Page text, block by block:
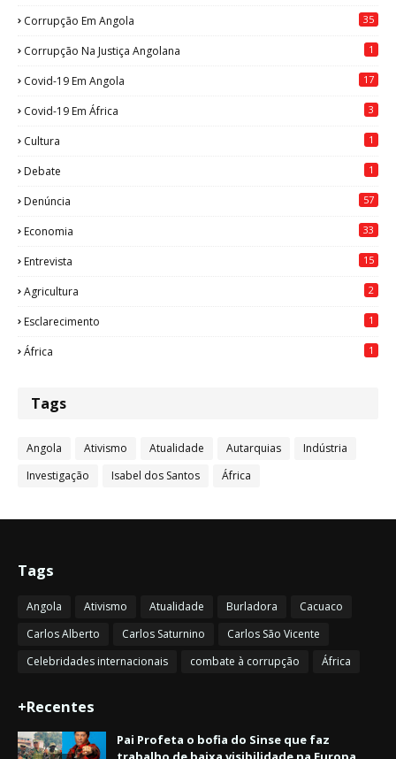
Corrupção Em Angola 35
Corrupção Na Justiça Angolana 1
Covid-19 Em Angola 17
Covid-19 Em África 3
Cultura 1
Debate 1
Denúncia 57
Economia 33
Entrevista 15
Agricultura 2
Esclarecimento 1
África 1
Tags
Angola Ativismo Atualidade Autarquias
Indústria
Investigação
Isabel dos Santos África
Tags
Angola Ativismo Atualidade Burladora
Cacuaco
Carlos Alberto
Carlos Saturnino
Carlos São Vicente
Celebridades internacionais
combate à corrupção África
+Recentes
Pai Profeta o bofia do Sinse que faz